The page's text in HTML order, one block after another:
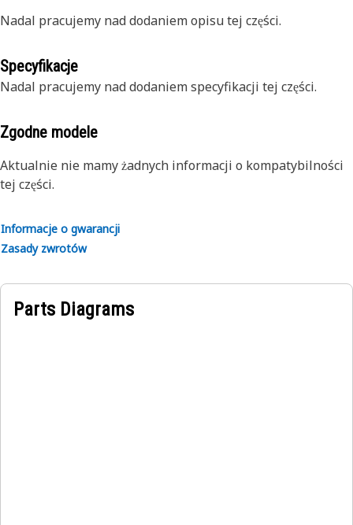
Nadal pracujemy nad dodaniem opisu tej części.
Specyfikacje
Nadal pracujemy nad dodaniem specyfikacji tej części.
Zgodne modele
Aktualnie nie mamy żadnych informacji o kompatybilności
tej części.
Informacje o gwarancji
Zasady zwrotów
Parts Diagrams